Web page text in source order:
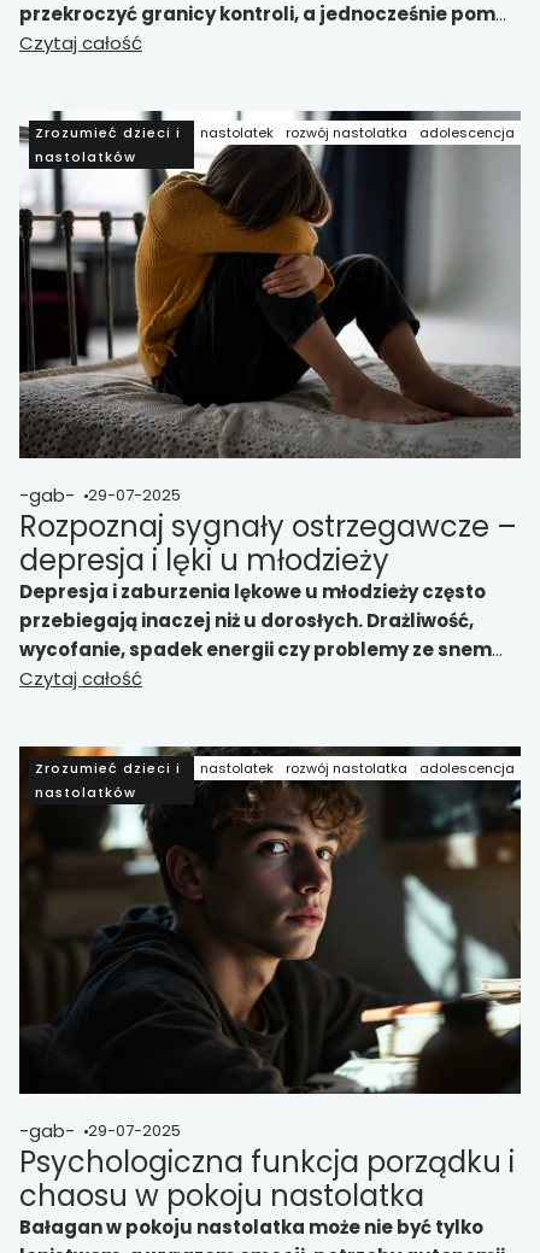
przekroczyć granicy kontroli, a jednocześnie pomóc
dziecku rozwijać odpowiedzialność i wiarę we
Czytaj całość
Zrozumieć dzieci i
nastolatków
nastolatek rozwój nastolatka adolescencja
-gab- 29-07-2025
Rozpoznaj sygnały ostrzegawcze –
depresja i lęki u młodzieży
Depresja i zaburzenia lękowe u młodzieży często
przebiegają inaczej niż u dorosłych. Drażliwość,
wycofanie, spadek energii czy problemy ze snem
mogą być sygnałami ostrzegawczymi. Dowiedz się,
Czytaj całość
Zrozumieć dzieci i
nastolatków
nastolatek rozwój nastolatka adolescencja
-gab- 29-07-2025
Psychologiczna funkcja porządku i
chaosu w pokoju nastolatka
Bałagan w pokoju nastolatka może nie być tylko